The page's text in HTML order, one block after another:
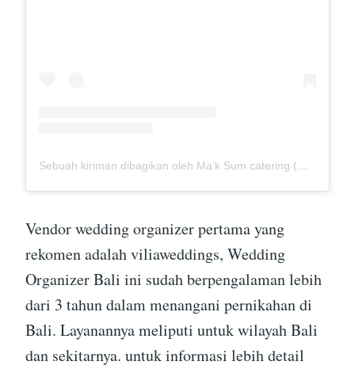
Sebuah kiriman dibagikan oleh Ma’k Sum catering (@mak_sumcatering)
Vendor wedding organizer pertama yang
rekomen adalah viliaweddings, Wedding
Organizer Bali ini sudah berpengalaman lebih
dari 3 tahun dalam menangani pernikahan di
Bali. Layanannya meliputi untuk wilayah Bali
dan sekitarnya. untuk informasi lebih detail